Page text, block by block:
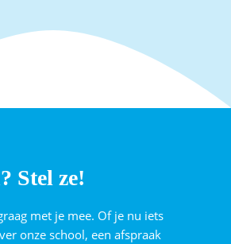
Stel ze!
met je mee. Of je nu iets
onze school, een afspraak